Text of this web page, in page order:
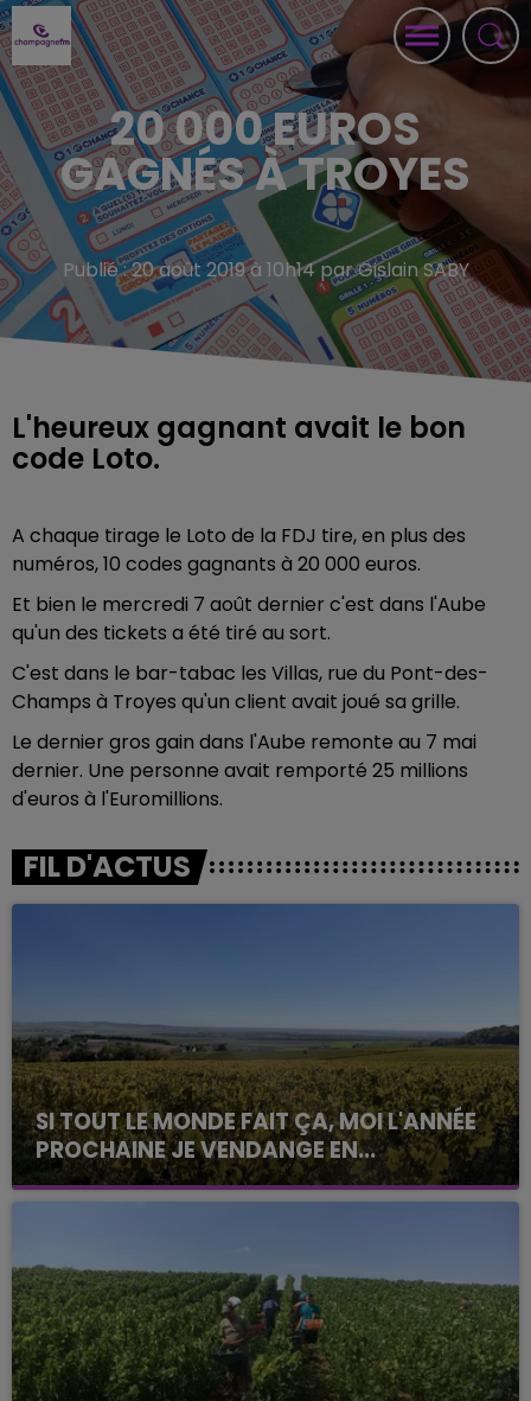
20 000 EUROS
GAGNÉS À TROYES
Publié : 20 août 2019 à 10h14 par Gislain SABY
L'heureux gagnant avait le bon
code Loto.
A chaque tirage le Loto de la FDJ tire, en plus des
numéros, 10 codes gagnants à 20 000 euros.
Et bien le mercredi 7 août dernier c'est dans l'Aube
qu'un des tickets a été tiré au sort.
C'est dans le bar-tabac les Villas, rue du Pont-des-
Champs à Troyes qu'un client avait joué sa grille.
Le dernier gros gain dans l'Aube remonte au 7 mai
dernier. Une personne avait remporté 25 millions
d'euros à l'Euromillions.
FIL D'ACTUS
SI TOUT LE MONDE FAIT ÇA, MOI L'ANNÉE
PROCHAINE JE VENDANGE EN...
La vendange en Champagne a débuté ce jeudi 6
août dans la commune de Montgueux (Aube). Du